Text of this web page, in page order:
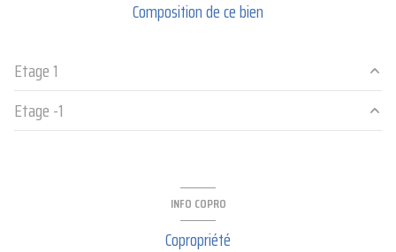
Composition de ce bien
Etage 1
Appartement Gauche
Etage -1
INFO COPRO
Copropriété